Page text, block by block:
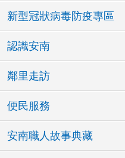
新型冠狀病毒防疫專區
認識安南
鄰里走訪
便民服務
安南職人故事典藏